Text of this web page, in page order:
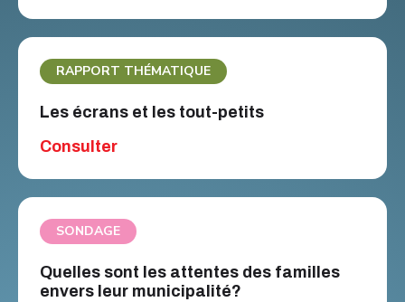
RAPPORT THÉMATIQUE
Les écrans et les tout-petits
Consulter
SONDAGE
Quelles sont les attentes des familles
envers leur municipalité?